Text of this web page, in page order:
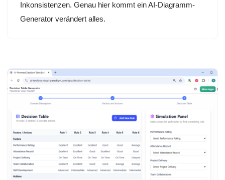
Inkonsistenzen. Genau hier kommt ein AI-Diagramm-
Generator verändert alles.